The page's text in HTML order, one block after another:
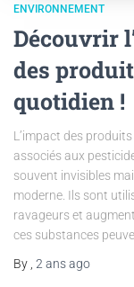
ENVIRONNEMENT
Découvrir
des
quotidien !
L’impact des
associés aux
souvent invisibles
moderne. Ils sont
ravageurs et
ces substances
By , 2 ansago